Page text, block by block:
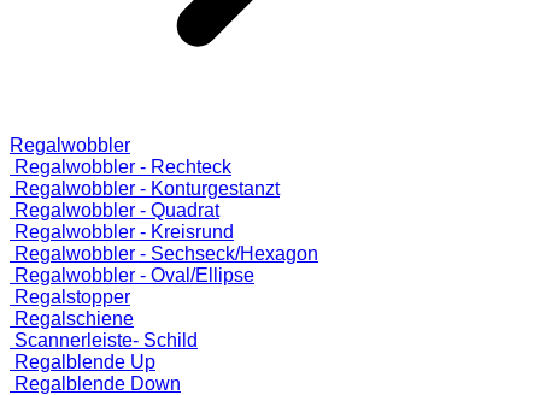
Regalwobbler
Regalwobbler - Rechteck
Regalwobbler - Konturgestanzt
Regalwobbler - Quadrat
Regalwobbler - Kreisrund
Regalwobbler - Sechseck/Hexagon
Regalwobbler - Oval/Ellipse
Regalstopper
Regalschiene
Scannerleiste- Schild
Regalblende Up
Regalblende Down